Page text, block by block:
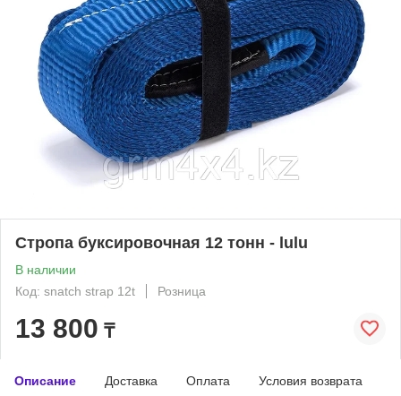
Стропа буксировочная 12 тонн - lulu
В наличии
Код: snatch strap 12t
Розница
13 800 ₸
Описание Доставка Оплата Условия возврата